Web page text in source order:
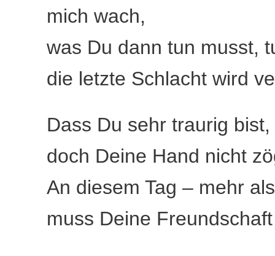
mich wach,
was Du dann tun musst,
die letzte Schlacht wird
Dass Du sehr traurig
doch Deine Hand nicht
An diesem Tag – mehr
muss Deine